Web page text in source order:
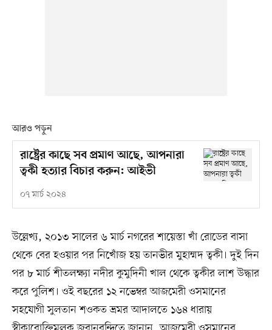
আরও পড়ুন
রাষ্ট্রের কাছে সব প্রমাণ আছে, আপনারা
ত্বকী হত্যার বিচার করুন: আইভী
০৭ মার্চ ২০২৪
উল্লেখ্য, ২০১৩ সালের ৬ মার্চ নগরের শায়েস্তা খাঁ রোডের বাসা
থেকে বের হওয়ার পর নিখোঁজ হয় তানভীর মুহাম্মদ ত্বকী। দুই দিন
পর ৮ মার্চ শীতলক্ষ্যা নদীর কুমুদিনী খাল থেকে ত্বকীর লাশ উদ্ধার
করে পুলিশ। ওই বছরের ১২ নভেম্বর আজমেরী ওসমানের
সহযোগী সুলতান শওকত ভ্রমর আদালতে ১৬৪ ধারায়